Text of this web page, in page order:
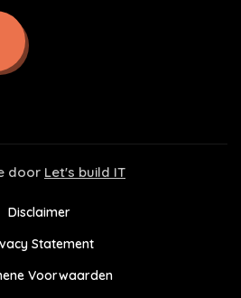
door Let's build IT
Disclaimer
Statement
Voorwaarden